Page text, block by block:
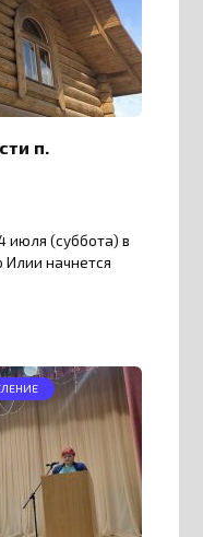
п.
июля (суббота) в
Илии начнется